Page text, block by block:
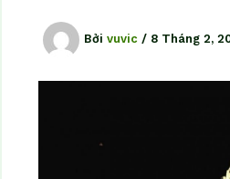
Bởi vuvic / 8 Tháng 2,